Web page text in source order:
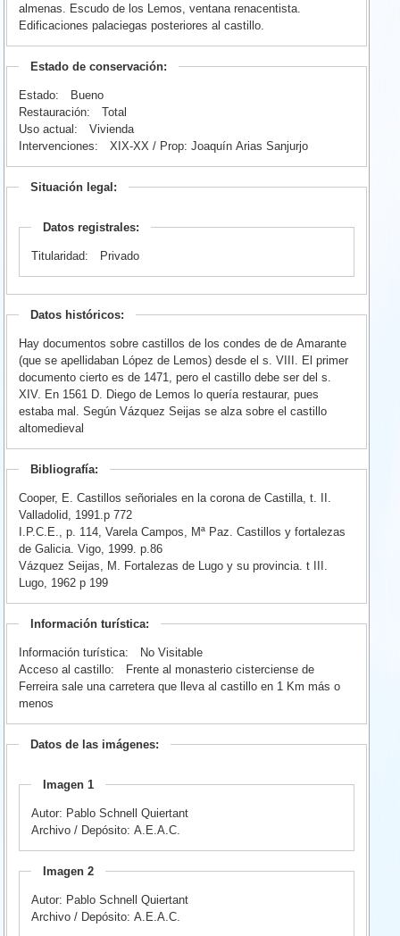
almenas. Escudo de los Lemos, ventana renacentista.
Edificaciones palaciegas posteriores al castillo.
Estado de conservación:
Estado:
Bueno
Restauración:
Total
Uso actual:
Vivienda
Intervenciones:
XIX-XX / Prop: Joaquín Arias Sanjurjo
Situación legal:
Datos registrales:
Titularidad: Privado
Datos históricos:
Hay documentos sobre castillos de los condes de de Amarante
(que se apellidaban López de Lemos) desde el s. VIII. El primer
documento cierto es de 1471, pero el castillo debe ser del s.
XIV. En 1561 D. Diego de Lemos lo quería restaurar, pues
estaba mal. Según Vázquez Seijas se alza sobre el castillo
altomedieval
Bibliografía:
Cooper, E. Castillos señoriales en la corona de Castilla, t. II.
Valladolid, 1991.p 772
I.P.C.E., p. 114, Varela Campos, Mª Paz. Castillos y fortalezas
de Galicia. Vigo, 1999. p.86
Vázquez Seijas, M. Fortalezas de Lugo y su provincia. t III.
Lugo, 1962 p 199
Información turística:
Información turística:
No Visitable
Acceso al castillo:
Frente al monasterio cisterciense de
Ferreira sale una carretera que lleva al castillo en 1 Km más o
menos
Datos de las imágenes:
Imagen 1
Autor: Pablo Schnell Quiertant
Archivo / Depósito: A.E.A.C.
Imagen 2
Autor: Pablo Schnell Quiertant
Archivo / Depósito: A.E.A.C.